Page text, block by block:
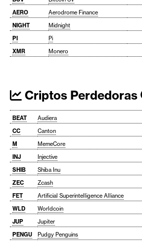
AERO
Aerodrome Finance
NIGHT
Midnight
PI
Pi
XMR
Monero
Criptos Perdedoras
BEAT Audiera
CC
Canton
M
MemeCore
INJ
Injective
SHIB
Shiba Inu
ZEC
Zcash
FET
Artificial Superintelligence Alliance
WLD
Worldcoin
JUP
Jupiter
PENGU
Pudgy Penguins